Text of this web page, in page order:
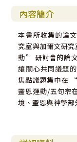
內容簡介
本書所收集的論
究室與加爾文研
動” 研討會的論
讓關心共同議題
焦點議題集中在
靈恩運動/五旬宗
境、靈恩與神學部